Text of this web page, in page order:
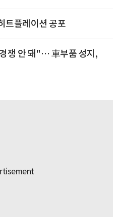
트플레이션 공포
쟁 안 돼"… 車부품 성지,